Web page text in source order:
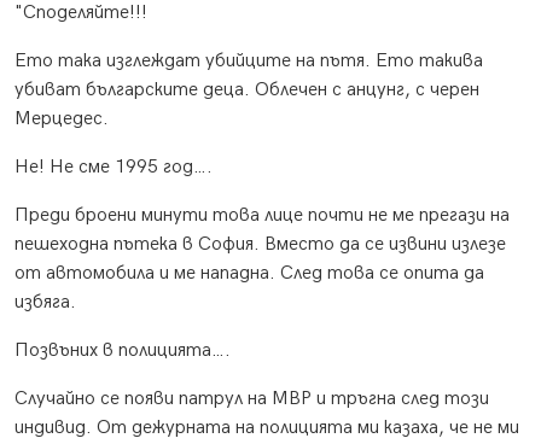
"Споделяйте!!!
Ето така изглеждат убийците на пътя. Ето такива
убиват българските деца. Облечен с анцунг, с черен
Мерцедес.
Не! Не сме 1995 год….
Преди броени минути това лице почти не ме прегази на
пешеходна пътека в София. Вместо да се извини излезе
от автомобила и ме нападна. След това се опита да
избяга.
Позвъних в полицията….
Случайно се появи патрул на МВР и тръгна след този
индивид. От дежурната на полицията ми казаха, че не ми